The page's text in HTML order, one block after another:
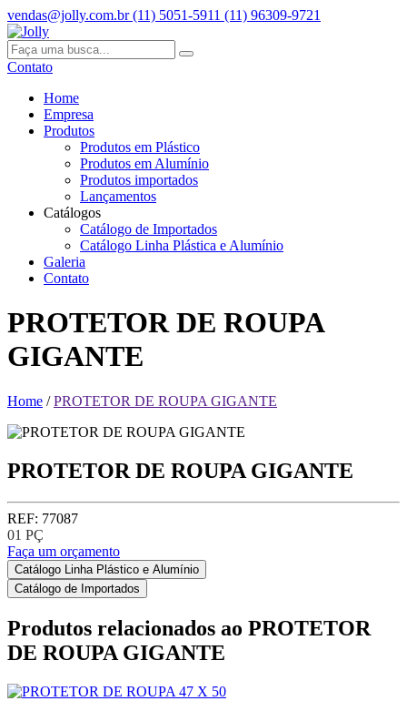
vendas@jolly.com.br(11) 5051-5911 (11) 96309-9721
Contato
Home
Empresa
Produtos
Produtos em Plástico
Produtos em Alumínio
Produtos importados
Lançamentos
Catálogos
Catálogo de Importados
Catálogo Linha Plástica e Alumínio
Galeria
Contato
PROTETOR DE ROUPA
GIGANTE
Home /PROTETOR DE ROUPA GIGANTE
PROTETOR DE ROUPA GIGANTE
REF: 77087
01 PÇ
Faça um orçamento
Catálogo Linha Plástico e Alumínio
Catálogo de Importados
Produtos relacionados ao PROTETOR
DE ROUPA GIGANTE